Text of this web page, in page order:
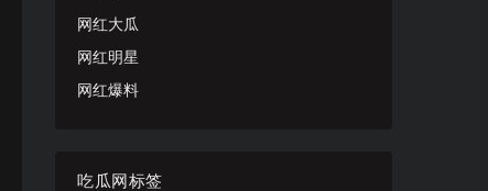
网红大瓜
网红明星
网红爆料
吃瓜网标签